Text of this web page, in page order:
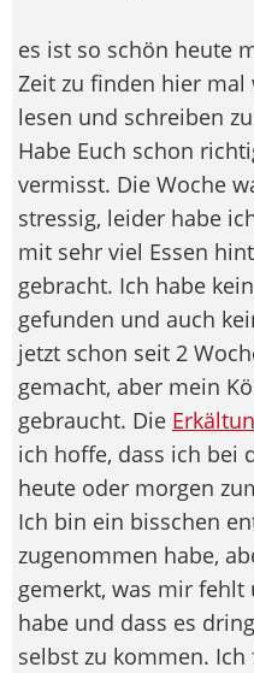
es ist so schön heute
Zeit zu finden hier mal
lesen und schreiben
Habe Euch schon
vermisst. Die Woche
stressig, leider habe
mit sehr viel Essen
gebracht. Ich habe
gefunden und auch
jetzt schon seit 2
gemacht, aber mein
gebraucht. Die
ich hoffe, dass ich bei
heute oder morgen
Ich bin ein bisschen
zugenommen habe,
gemerkt, was mir fehlt
habe und dass es
selbst zu kommen.